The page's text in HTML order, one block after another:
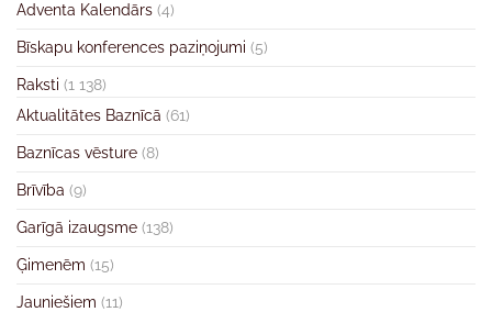
Adventa Kalendārs (4)
Bīskapu konferences paziņojumi (5)
Raksti (1 138)
Aktualitātes Baznīcā (61)
Baznīcas vēsture (8)
Brīvība (9)
Garīgā izaugsme (138)
Ģimenēm (15)
Jauniešiem (11)